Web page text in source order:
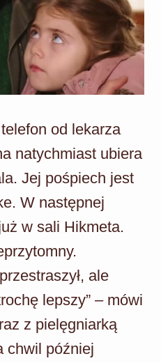
od lekarza
natychmiast ubiera
Jej pośpiech jest
W następnej
w sali Hikmeta.
ale
lepszy” – mówi
z pielęgniarką
chwil później